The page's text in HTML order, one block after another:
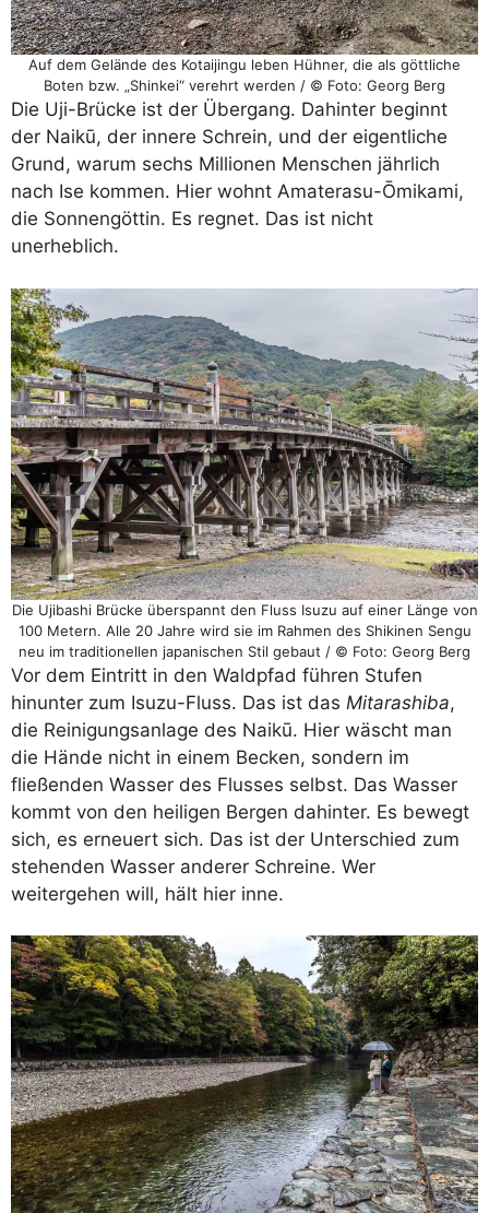
Auf dem Gelände des Kotaijingu leben Hühner, die als göttliche
Boten bzw. „Shinkei“ verehrt werden / © Foto: Georg Berg
Die Uji-Brücke ist der Übergang. Dahinter beginnt
der Naikū, der innere Schrein, und der eigentliche
Grund, warum sechs Millionen Menschen jährlich
nach Ise kommen. Hier wohnt Amaterasu-Ōmikami,
die Sonnengöttin. Es regnet. Das ist nicht
unerheblich.
Die Ujibashi Brücke überspannt den Fluss Isuzu auf einer Länge von
100 Metern. Alle 20 Jahre wird sie im Rahmen des Shikinen Sengu
neu im traditionellen japanischen Stil gebaut / © Foto: Georg Berg
Vor dem Eintritt in den Waldpfad führen Stufen
hinunter zum Isuzu-Fluss. Das ist das Mitarashiba,
die Reinigungsanlage des Naikū. Hier wäscht man
die Hände nicht in einem Becken, sondern im
fließenden Wasser des Flusses selbst. Das Wasser
kommt von den heiligen Bergen dahinter. Es bewegt
sich, es erneuert sich. Das ist der Unterschied zum
stehenden Wasser anderer Schreine. Wer
weitergehen will, hält hier inne.